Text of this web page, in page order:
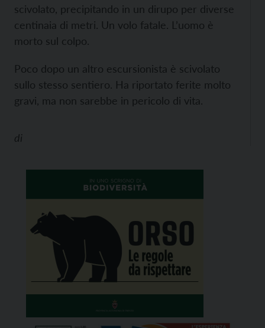
scivolato, precipitando in un dirupo per diverse
centinaia di metri. Un volo fatale. L’uomo è
morto sul colpo.
Poco dopo un altro escursionista è scivolato
sullo stesso sentiero. Ha riportato ferite molto
gravi, ma non sarebbe in pericolo di vita.
di